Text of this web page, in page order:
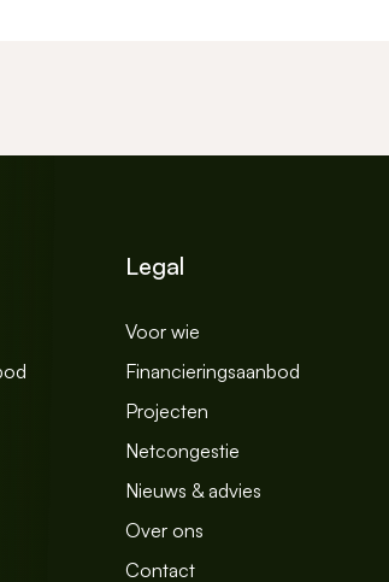
Legal
Voor wie
Financieringsaanbod
Projecten
Netcongestie
Nieuws & advies
Over ons
Contact